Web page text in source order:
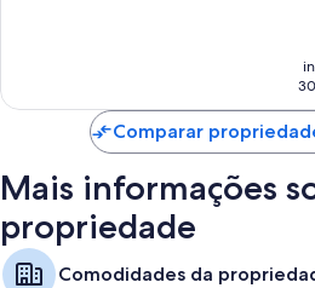
Comparar
Mais informações
propriedade
Comodidades da